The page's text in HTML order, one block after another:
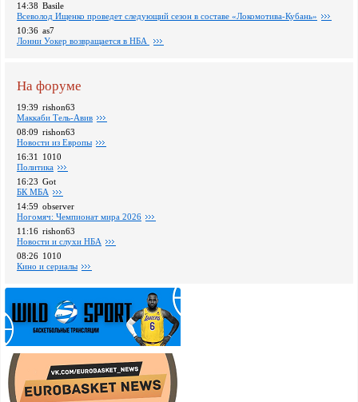
14:38 Basile
Всеволод Ищенко проведет следующий сезон в составе «Локомотива-Кубань»
10:36 as7
Лонни Уокер возвращается в НБА
На форуме
19:39 rishon63
Маккаби Тель-Авив
08:09 rishon63
Новости из Европы
16:31
1010
Политика
16:23 Got
БК МБА
14:59 observer
Ногомяч: Чемпионат мира 2026
11:16 rishon63
Новости и слухи НБА
08:26 1010
Кино и сериалы